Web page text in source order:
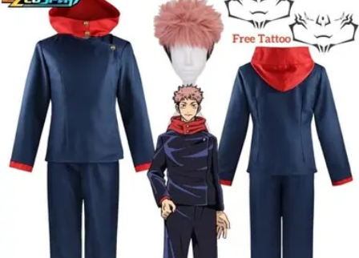
Disfraces Halloween
Listas y ConsejosGuías y
TutorialesTendenciasComparativosDisfraces Clásicos
Disfraces Halloween